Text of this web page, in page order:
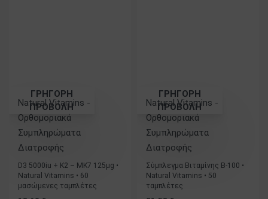
ΓΡΗΓΟΡΗ
ΠΡΟΒΟΛΗ
Natural Vitamins -
Ορθομοριακά
Συμπληρώματα
Διατροφής
D3 5000iu + K2 – MK7 125μg •
Natural Vitamins • 60
μασώμενες ταμπλέτες
ΓΡΗΓΟΡΗ
ΠΡΟΒΟΛΗ
Natural Vitamins -
Ορθομοριακά
Συμπληρώματα
Διατροφής
Σύμπλεγμα Βιταμίνης B-100 •
Natural Vitamins • 50
ταμπλέτες